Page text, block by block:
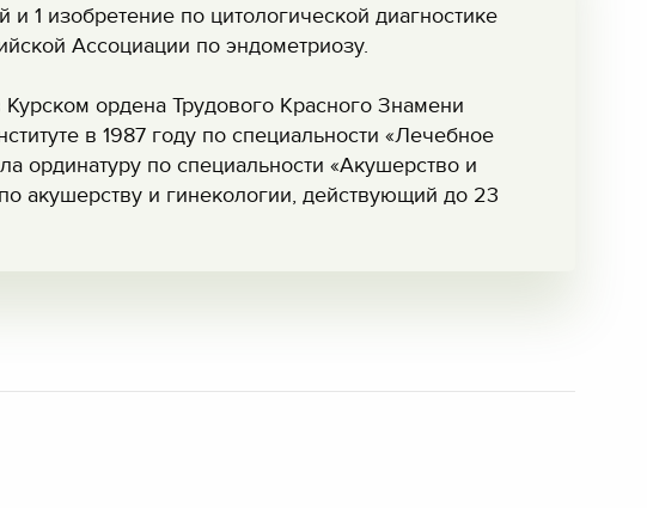
1 изобретение по цитологической диагностике
Ассоциации по эндометриозу.
ордена Трудового Красного Знамени
в 1987 году по специальности «Лечебное
ординатуру по специальности «Акушерство и
акушерству и гинекологии, действующий до 23